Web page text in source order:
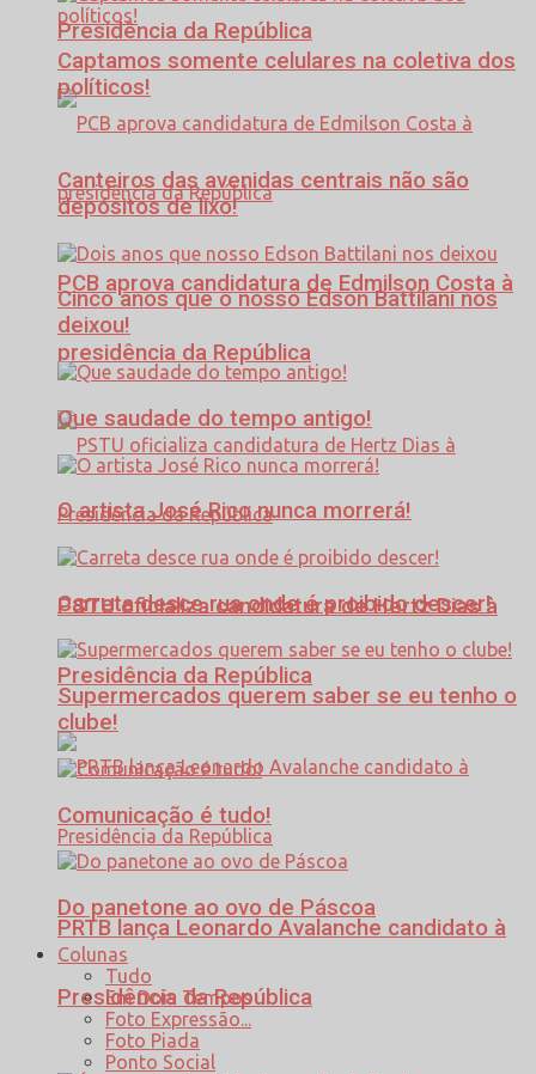
Presidência da República
PCB aprova candidatura de Edmilson Costa à
presidência da República
PSTU oficializa candidatura de Hertz Dias à
Presidência da República
PRTB lança Leonardo Avalanche candidato à
Presidência da República
Captamos somente celulares na coletiva dos
políticos!
Canteiros das avenidas centrais não são
depósitos de lixo!
Cinco anos que o nosso Edson Battilani nos
deixou!
Que saudade do tempo antigo!
O artista José Rico nunca morrerá!
Carreta desce rua onde é proibido descer!
Supermercados querem saber se eu tenho o
clube!
Comunicação é tudo!
Do panetone ao ovo de Páscoa
Colunas
Tudo
Em Dois Tempos
Foto Expressão...
Foto Piada
Ponto Social